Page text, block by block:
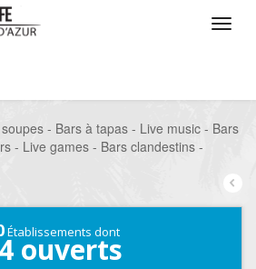
- Bars à tapas - Live music - Bars
- Live games - Bars clandestins -
Établissements dont
ouverts